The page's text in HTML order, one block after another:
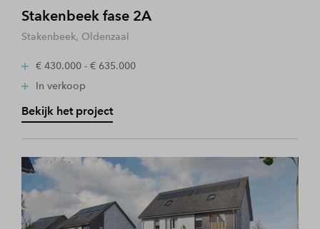
Stakenbeek fase 2A
Stakenbeek, Oldenzaal
€ 430.000 - € 635.000
In verkoop
Bekijk het project